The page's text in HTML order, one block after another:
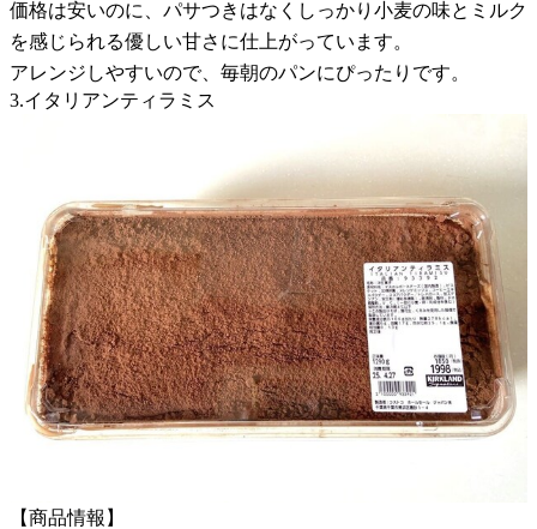
価格は安いのに、パサつきはなくしっかり小麦の味とミルク
を感じられる優しい甘さに仕上がっています。
アレンジしやすいので、毎朝のパンにぴったりです。
3.イタリアンティラミス
【商品情報】